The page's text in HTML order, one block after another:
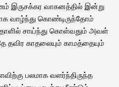
இருசக்கர வாகனத்தில் இன்று
வாழ்ந்து கொண்டிருந்தோம்
சாய்ந்து கொள்வதும் அவள்
தவிர காதலையும் காமத்தையும்
பலமாக வளர்ந்திருந்த